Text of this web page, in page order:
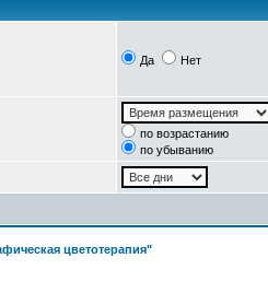
Да Нет
по возрастанию
по убыванию
цветотерапия"